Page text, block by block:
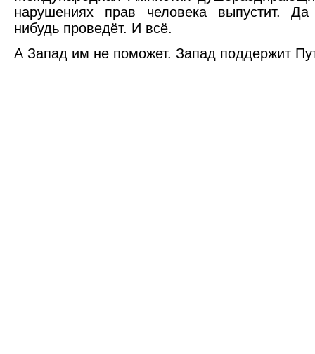
нарушениях прав человека выпустит. Да
нибудь проведёт. И всё.
А Запад им не поможет. Запад поддержит